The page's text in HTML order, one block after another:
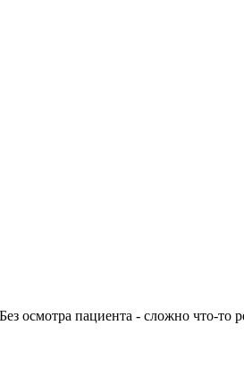
осмотра пациента - сложно что-то